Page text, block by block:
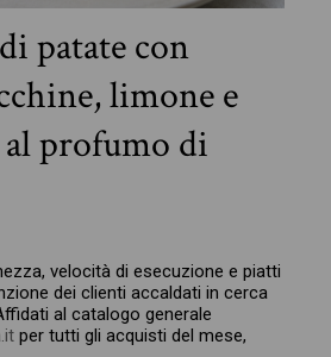
patate con
limone e
profumo di
velocità di esecuzione e piatti
dei clienti accaldati in cerca
al catalogo generale
per tutti gli acquisti del mese,